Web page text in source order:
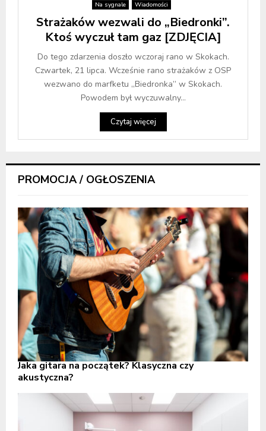
Na sygnale Wiadomości
Strażaków wezwali do „Biedronki”.
Ktoś wyczuł tam gaz [ZDJĘCIA]
Do tego zdarzenia doszło wczoraj rano w Skokach.
Czwartek, 21 lipca. Wcześnie rano strażaków z OSP
wezwano do marfketu „Biedronka” w Skokach.
Powodem był wyczuwalny...
Czytaj więcej
PROMOCJA / OGŁOSZENIA
Jaka gitara na początek? Klasyczna czy
akustyczna?